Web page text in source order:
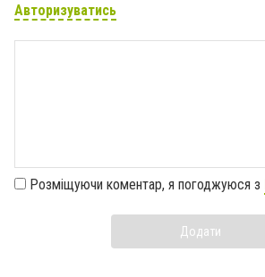
Авторизуватись
Розміщуючи коментар, я погоджуюся з
Додати